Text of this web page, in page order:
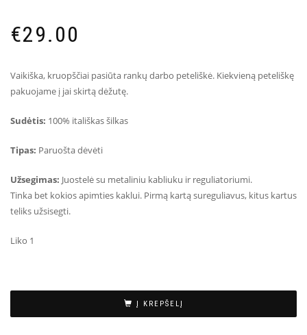
€29.00
Vaikiška, kruopščiai pasiūta rankų darbo peteliškė. Kiekvieną peteliškę
pakuojame į jai skirtą dėžutę.
Sudėtis: 100% itališkas šilkas
Tipas: Paruošta dėvėti
Užsegimas: Juostelė su metaliniu kabliuku ir reguliatoriumi.
Tinka bet kokios apimties kaklui. Pirmą kartą sureguliavus, kitus kartus
teliks užsisegti.
Liko 1
Į KREPŠELĮ